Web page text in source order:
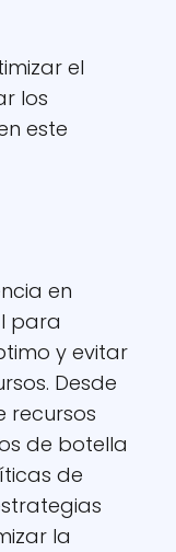
el
los
este
en
para
y evitar
Desde
recursos
de botella
de
la